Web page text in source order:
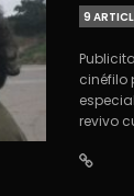
9
cinéfilo
revivo